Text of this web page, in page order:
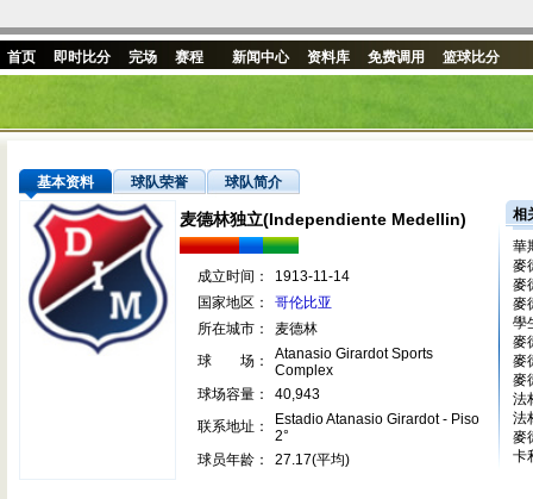
首页 即时比分 完场 赛程 新闻中心 资料库 免费调用 篮球比分
基本资料 球队荣誉 球队简介
麦德林独立(Independiente Medellin)
成立时间：
1913-11-14
国家地区：
哥伦比亚
所在城市：
麦德林
球 场：
Atanasio Girardot Sports
Complex
球场容量：
40,943
联系地址：
Estadio Atanasio Girardot - Piso
2°
球员年龄：
27.17(平均)
相
華
麥
麥
麥
學
麥
麥
麥
法
法
麥
卡